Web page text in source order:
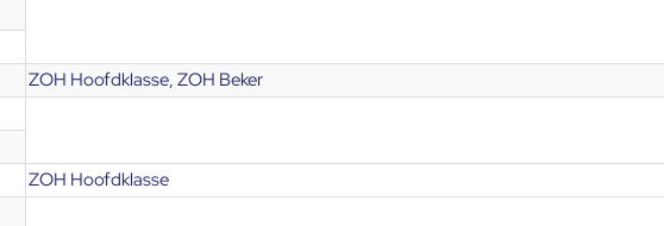
ZOH Hoofdklasse, ZOH Beker
ZOH Hoofdklasse